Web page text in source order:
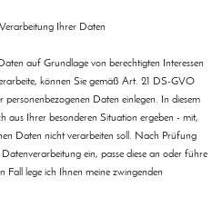
Ihrer Daten
auf Grundlage von berechtigten Interessen
können Sie gemäß Art. 21 DS-GVO
Daten einlegen. In diesem
aus Ihrer besonderen Situation ergeben - mit,
Daten nicht verarbeiten soll. Nach Prüfung
Datenverarbeitung ein, passe diese an oder führe
lege ich Ihnen meine zwingenden